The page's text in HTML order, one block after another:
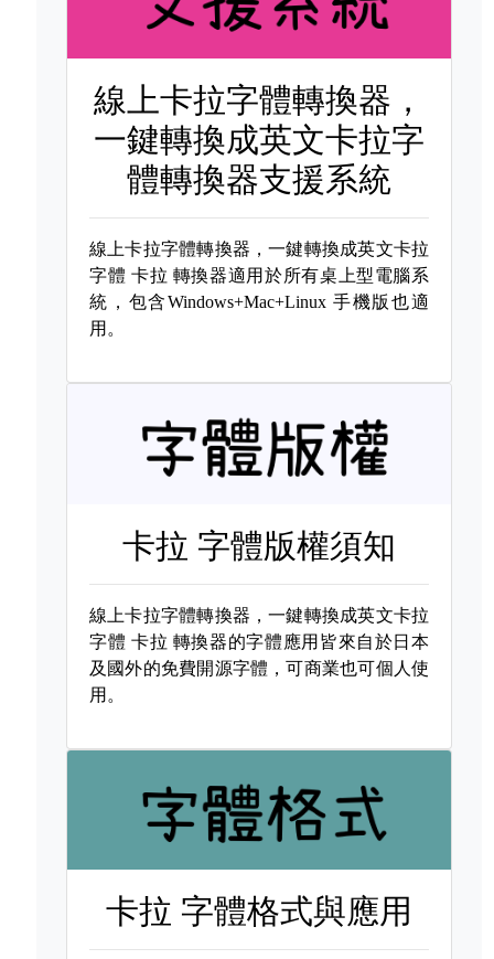
線上卡拉字體轉換器，
一鍵轉換成英文卡拉字
體轉換器支援系統
線上卡拉字體轉換器，一鍵轉換成英文卡拉
字體 卡拉 轉換器適用於所有桌上型電腦系
統，包含Windows+Mac+Linux 手機版也適
用。
卡拉 字體版權須知
線上卡拉字體轉換器，一鍵轉換成英文卡拉
字體 卡拉 轉換器的字體應用皆來自於日本
及國外的免費開源字體，可商業也可個人使
用。
卡拉 字體格式與應用